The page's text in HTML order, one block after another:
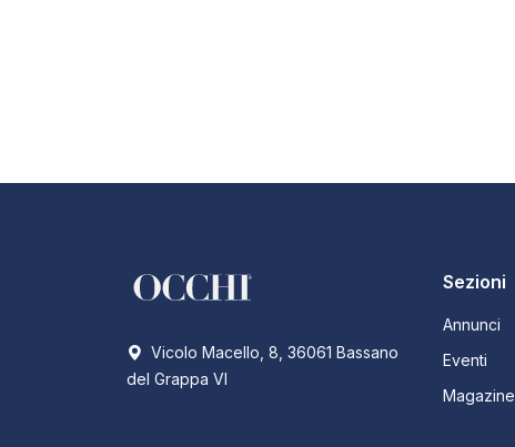
Vicolo Macello, 8, 36061 Bassano
del Grappa VI
Sezioni
Annunci
Eventi
Magazine